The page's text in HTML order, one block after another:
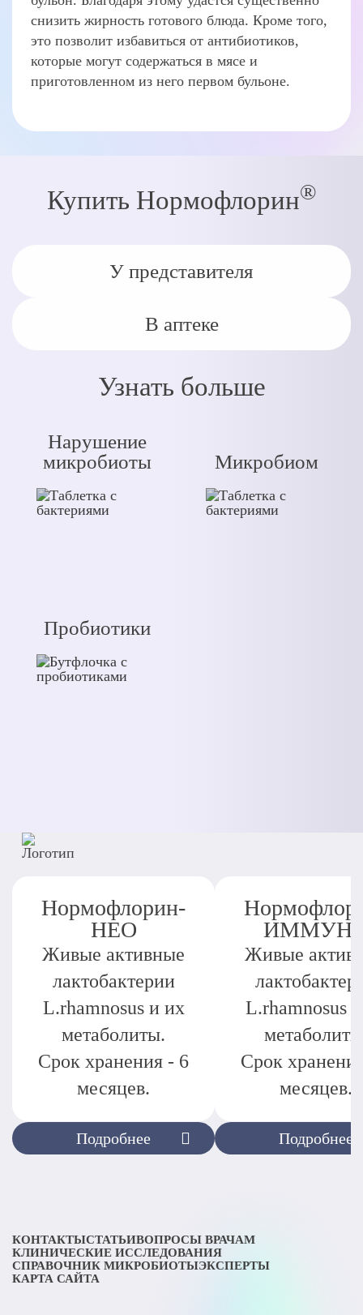
снизить жирность готового блюда. Кроме того,
это позволит избавиться от антибиотиков,
которые могут содержаться в мясе и
приготовленном из него первом бульоне.
Купить Нормофлорин®
У представителя
В аптеке
Узнать больше
Нарушение
микробиоты
Микробиом
Пробиотики
Подробнее
Нормофлорин-
НЕО
Живые активные
лактобактерии
L.rhamnosus и их
метаболиты.
Срок хранения - 6
месяцев.
Подробнее
Живые
L.rhamnosus
Срок
месяцев.
КОНТАКТЫСТАТЬИВОПРОСЫ ВРАЧАМ
КЛИНИЧЕСКИЕ ИССЛЕДОВАНИЯ
СПРАВОЧНИК МИКРОБИОТЫЭКСПЕРТЫ
КАРТА САЙТА